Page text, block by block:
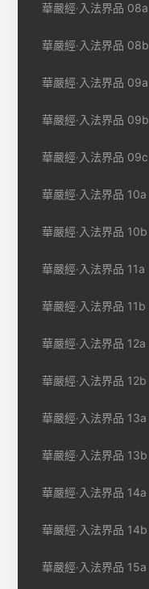
華嚴經‧入法界品 08a
華嚴經‧入法界品 08b
華嚴經‧入法界品 09a
華嚴經‧入法界品 09b
華嚴經‧入法界品 09c
華嚴經‧入法界品 10a
華嚴經‧入法界品 10b
華嚴經‧入法界品 11a
華嚴經‧入法界品 11b
華嚴經‧入法界品 12a
華嚴經‧入法界品 12b
華嚴經‧入法界品 13a
華嚴經‧入法界品 13b
華嚴經‧入法界品 14a
華嚴經‧入法界品 14b
華嚴經‧入法界品 15a